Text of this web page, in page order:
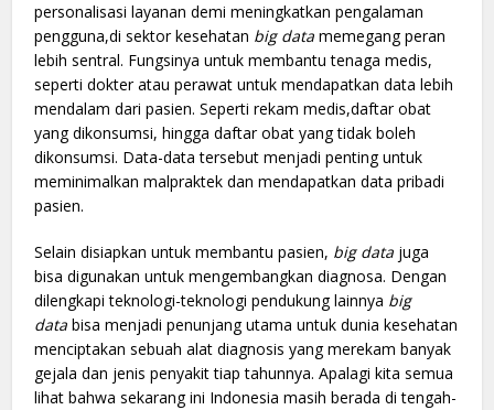
personalisasi layanan demi meningkatkan pengalaman
pengguna,di sektor kesehatan big data memegang peran
lebih sentral. Fungsinya untuk membantu tenaga medis,
seperti dokter atau perawat untuk mendapatkan data lebih
mendalam dari pasien. Seperti rekam medis,daftar obat
yang dikonsumsi, hingga daftar obat yang tidak boleh
dikonsumsi. Data-data tersebut menjadi penting untuk
meminimalkan malpraktek dan mendapatkan data pribadi
pasien.
Selain disiapkan untuk membantu pasien, big data juga
bisa digunakan untuk mengembangkan diagnosa. Dengan
dilengkapi teknologi-teknologi pendukung lainnya big
data bisa menjadi penunjang utama untuk dunia kesehatan
menciptakan sebuah alat diagnosis yang merekam banyak
gejala dan jenis penyakit tiap tahunnya. Apalagi kita semua
lihat bahwa sekarang ini Indonesia masih berada di tengah-